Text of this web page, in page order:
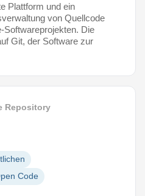
Plattform und ein
von Quellcode
Die
Git, der Software zur
Repository
Code